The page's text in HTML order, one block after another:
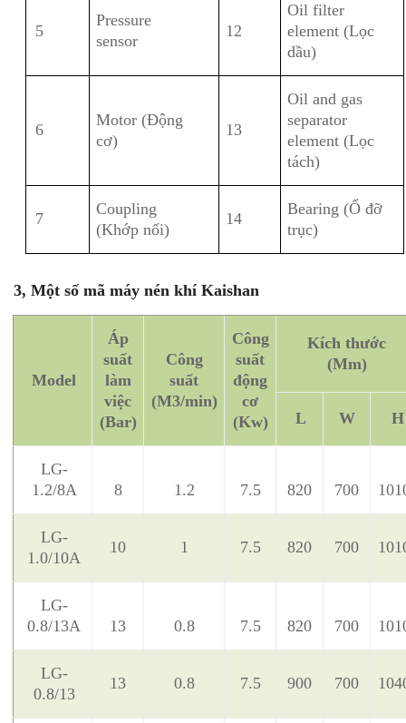
5
Pressure
sensor
12
Oil filter
element (Lọc
dầu)
6
Motor (Động
cơ)
13
Oil and gas
separator
element (Lọc
tách)
7
Coupling
(Khớp nối)
14
Bearing (Ổ đỡ
trục)
3, Một số mã máy nén khí Kaishan
Model
Áp
suất
làm
việc
(Bar)
Công
suất
(M3/min)
Công
suất
động
cơ
(Kw)
Kích thước
(Mm)
L W H
LG-
1.2/8A
8 1.2 7.5 820 700
LG-
1.0/10A
10 1 7.5 820 700
LG-
0.8/13A
13 0.8 7.5 820 700
LG-
0.8/13
13 0.8 7.5 900 700